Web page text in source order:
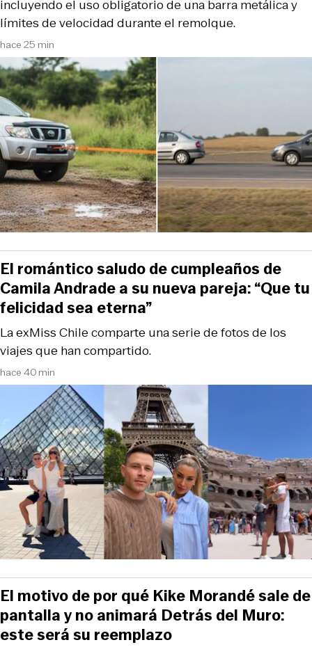
hace 25 min
incluyendo el uso obligatorio de una barra metálica y
límites de velocidad durante el remolque.
hace 40 min
La exMiss Chile comparte una serie de fotos de los
viajes que han compartido.
El romántico saludo de cumpleaños de
Camila Andrade a su nueva pareja: “Que tu
felicidad sea eterna”
El motivo de por qué Kike Morandé sale de
pantalla y no animará Detrás del Muro:
este será su reemplazo